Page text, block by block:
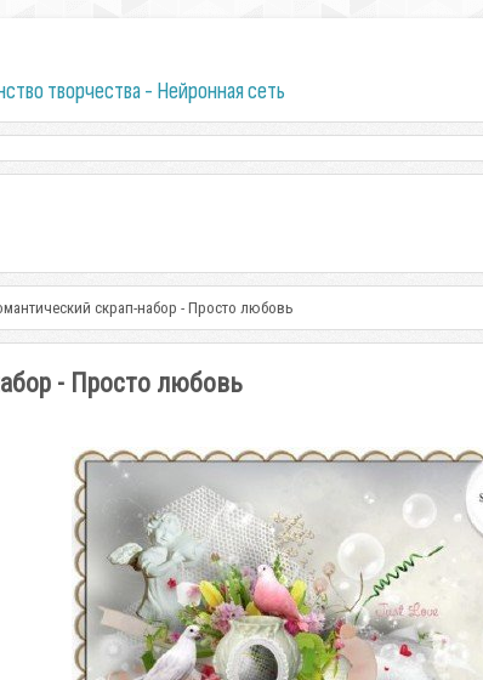
творчества - Нейронная сеть
скрап-набор - Просто любовь
- Просто любовь